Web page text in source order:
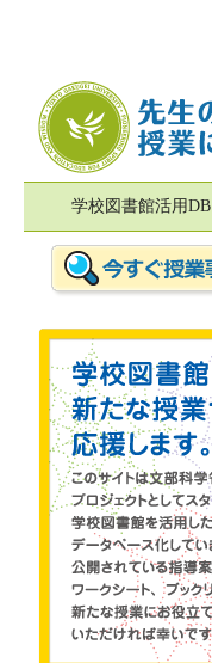
学校図書館活用DB